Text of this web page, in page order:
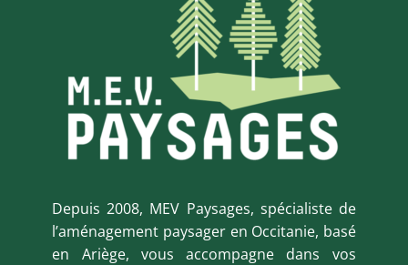
Depuis 2008, MEV Paysages, spécialiste de
l’aménagement paysager en Occitanie, basé
en Ariège, vous accompagne dans vos